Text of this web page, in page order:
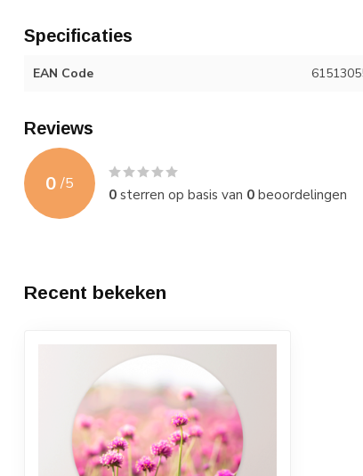
Specificaties
EAN Code
Reviews
0 /5
0sterren op basis van 0beoordelingen
Recent bekeken